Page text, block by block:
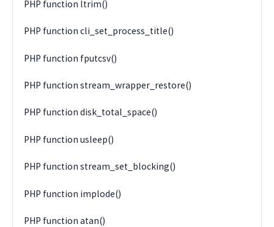
PHP function ltrim()
PHP function cli_set_process_title()
PHP function fputcsv()
PHP function stream_wrapper_restore()
PHP function disk_total_space()
PHP function usleep()
PHP function stream_set_blocking()
PHP function implode()
PHP function atan()